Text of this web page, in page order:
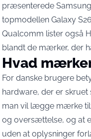
præsenterede
topmodellen Galaxy
Qualcomm lister også
blandt de mærker, der
Hvad
For danske brugere
hardware, der er
man vil lægge mærke
og oversættelse, og at
uden at oplysninger